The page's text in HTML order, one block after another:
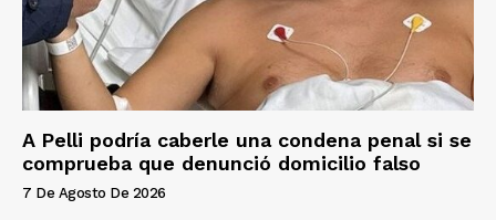
A Pelli podría caberle una condena penal si se
comprueba que denunció domicilio falso
7 De Agosto De 2026